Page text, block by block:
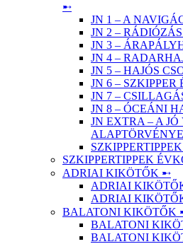
➸
JN 1 – A
JN 2 –
JN 3 –
JN 4 –
JN 5 – HAJÓS
JN 6 – SZKIPPER
JN 7 –
JN 8 – ÓCEÁNI
JN EXTRA – A
ALAPTÖRVÉNYE
SZKIPPERTIPPEK
ADRIAI KIKÖTŐK ➸
ADRIAI
ADRIAI
BALATONI KIKÖTŐK
BALATONI
BALATONI